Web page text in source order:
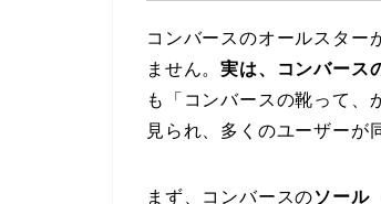
コンバースのオールスター
ません。実は、コンバース
も「コンバースの靴って、
見られ、多くのユーザーが
まず、コンバースのソール